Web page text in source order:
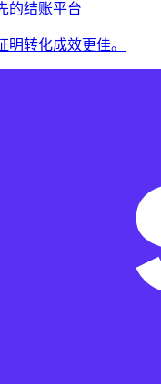
的结账平台
明转化成效更佳。